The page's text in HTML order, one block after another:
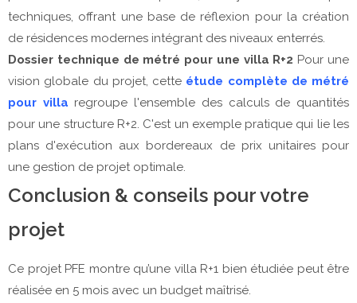
techniques, offrant une base de réflexion pour la création
de résidences modernes intégrant des niveaux enterrés.
Dossier technique de métré pour une villa R+2 Pour une
vision globale du projet, cette étude complète de métré
pour villa regroupe l'ensemble des calculs de quantités
pour une structure R+2. C'est un exemple pratique qui lie les
plans d'exécution aux bordereaux de prix unitaires pour
une gestion de projet optimale.
Conclusion & conseils pour votre
projet
Ce projet PFE montre qu’une villa R+1 bien étudiée peut être
réalisée en 5 mois avec un budget maîtrisé.